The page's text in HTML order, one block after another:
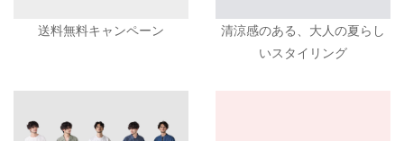
送料無料キャンペーン
清涼感のある、大人の夏らし
いスタイリング